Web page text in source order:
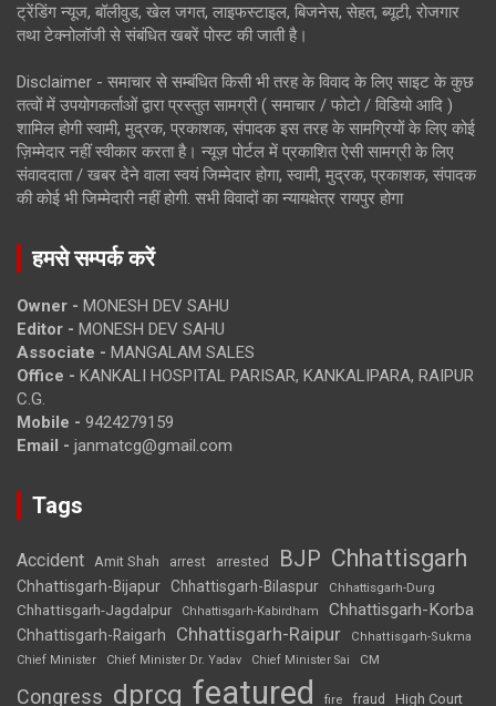
ट्रेंडिंग न्यूज, बॉलीवुड, खेल जगत, लाइफस्टाइल, बिजनेस, सेहत, ब्यूटी, रोजगार
तथा टेक्नोलॉजी से संबंधित खबरें पोस्ट की जाती है।
Disclaimer - समाचार से सम्बंधित किसी भी तरह के विवाद के लिए साइट के कुछ
तत्वों में उपयोगकर्ताओं द्वारा प्रस्तुत सामग्री ( समाचार / फोटो / विडियो आदि )
शामिल होगी स्वामी, मुद्रक, प्रकाशक, संपादक इस तरह के सामग्रियों के लिए कोई
ज़िम्मेदार नहीं स्वीकार करता है। न्यूज़ पोर्टल में प्रकाशित ऐसी सामग्री के लिए
संवाददाता / खबर देने वाला स्वयं जिम्मेदार होगा, स्वामी, मुद्रक, प्रकाशक, संपादक
की कोई भी जिम्मेदारी नहीं होगी. सभी विवादों का न्यायक्षेत्र रायपुर होगा
हमसे सम्पर्क करें
Owner - MONESH DEV SAHU
Editor - MONESH DEV SAHU
Associate - MANGALAM SALES
Office - KANKALI HOSPITAL PARISAR, KANKALIPARA, RAIPUR
C.G.
Mobile - 9424279159
Email - janmatcg@gmail.com
Tags
Accident Amit Shah arrest arrested BJP Chhattisgarh
Chhattisgarh-Bijapur Chhattisgarh-Bilaspur Chhattisgarh-Durg
Chhattisgarh-Jagdalpur Chhattisgarh-Kabirdham Chhattisgarh-Korba
Chhattisgarh-Raigarh Chhattisgarh-Raipur
Chhattisgarh-Sukma
Chief Minister
Chief Minister Dr. Yadav Chief Minister Sai CM
Congress dprcg featured fire fraud High Court